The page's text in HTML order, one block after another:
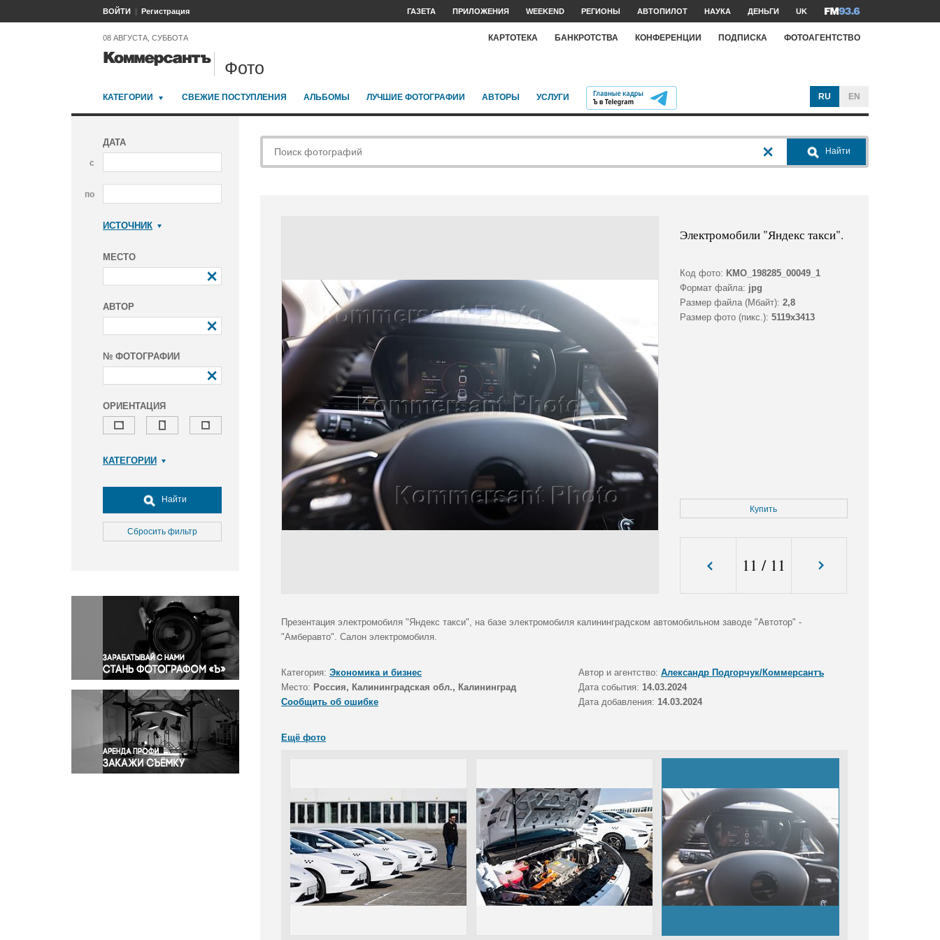
ВОЙТИ Регистрация ГАЗЕТА ПРИЛОЖЕНИЯ WEEKEND РЕГИОНЫ АВТОПИЛОТ НАУКА ДЕНЬГИ UK
08 АВГУСТА, СУББОТА КАРТОТЕКА БАНКРОТСТВА КОНФЕРЕНЦИИ ПОДПИСКА ФОТОАГЕНТСТВО
Фото
КАТЕГОРИИ СВЕЖИЕ ПОСТУПЛЕНИЯ АЛЬБОМЫ ЛУЧШИЕ ФОТОГРАФИИ АВТОРЫ УСЛУГИ RU EN
ДАТА
с
по
ИСТОЧНИК
МЕСТО
АВТОР
№ ФОТОГРАФИИ
ОРИЕНТАЦИЯ
КАТЕГОРИИ
Досуг, туризм и отдых
Культура
Медицина
Окружающая среда
Политика
Правосудие
Происшествия и конфликты
Религия
Светская жизнь
Спорт
Экология
Экономика и бизнес
Найти
Сбросить фильтр
Найти
Электромобили "Яндекс такси".
Код фото: KMO_198285_00049_1
Формат файла: jpg
Размер файла (Мбайт): 2,8
Размер фото (пикс.): 5119x3413
Купить
11 / 11
Презентация электромобиля "Яндекс такси", на базе электромобиля калининградском автомобильном заводе "Автотор" -
"Амберавто". Салон электромобиля.
Категория: Экономика и бизнес Автор и агентство: Александр Подгорчук/Коммерсантъ
Место: Россия, Калининградская обл., Калининград Дата события: 14.03.2024
Сообщить об ошибке
Дата добавления: 14.03.2024
Ещё фото